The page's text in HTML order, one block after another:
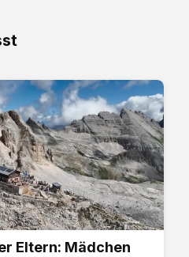
Eltern: Mädchen